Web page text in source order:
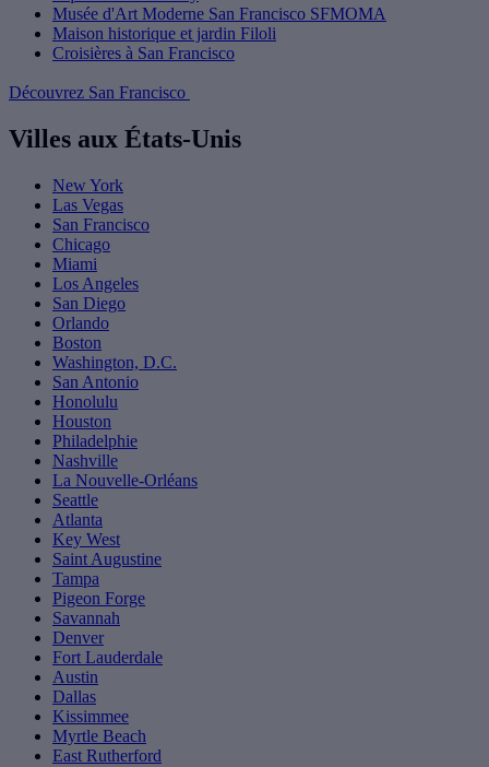
Musée d'Art Moderne San Francisco SFMOMA
Maison historique et jardin Filoli
Croisières à San Francisco
Découvrez San Francisco
Villes aux États-Unis
New York
Las Vegas
San Francisco
Chicago
Miami
Los Angeles
San Diego
Orlando
Boston
Washington, D.C.
San Antonio
Honolulu
Houston
Philadelphie
Nashville
La Nouvelle-Orléans
Seattle
Atlanta
Key West
Saint Augustine
Tampa
Pigeon Forge
Savannah
Denver
Fort Lauderdale
Austin
Dallas
Kissimmee
Myrtle Beach
East Rutherford